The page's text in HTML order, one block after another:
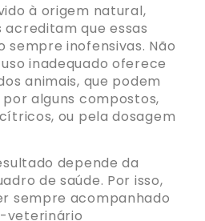
à origem natural,
acreditam que essas
sempre inofensivas. Não
inadequado oferece
animais, que podem
alguns compostos,
ou pela dosagem
depende da
de saúde. Por isso,
sempre acompanhado
veterinário